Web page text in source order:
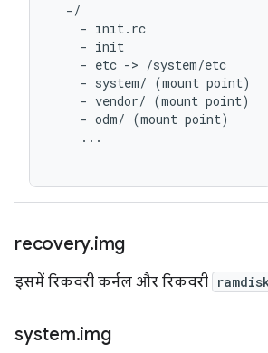
  -/
    - init.rc
    - init
    - etc -> /system/etc
    - system/ (mount point)
    - vendor/ (mount point)
    - odm/ (mount point)
    ...
recovery.img
इसमें रिकवरी कर्नल और रिकवरी
system.img